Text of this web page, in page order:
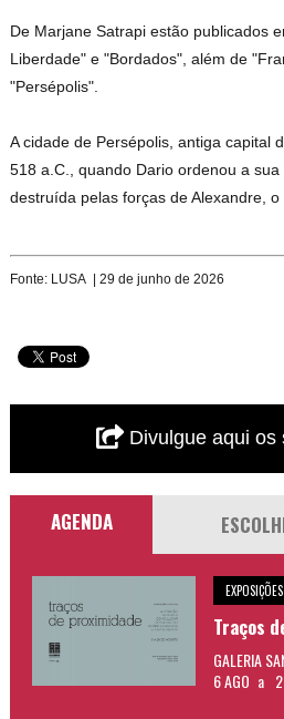
De Marjane Satrapi estão publicados
Liberdade" e "Bordados", além de
"Persépolis".
A cidade de Persépolis, antiga capital
518 a.C., quando Dario ordenou a
destruída pelas forças de Alexandre,
Fonte: LUSA | 29 de junho de 2026
Divulgue aqui os
AGENDA
EXPOSIÇÕES
Traços
GALERIA
6 AGO a